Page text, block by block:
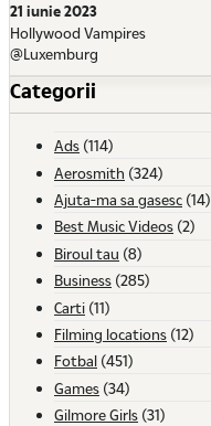
21 iunie 2023
Hollywood Vampires
@Luxemburg
Categorii
Ads (114)
Aerosmith (324)
Ajuta-ma sa gasesc (14)
Best Music Videos (2)
Biroul tau (8)
Business (285)
Carti (11)
Filming locations (12)
Fotbal (451)
Games (34)
Gilmore Girls (31)